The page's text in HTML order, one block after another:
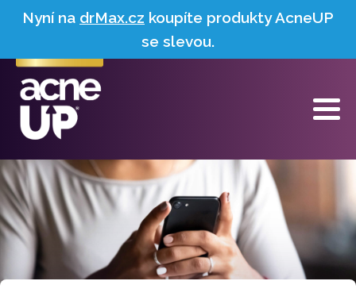
Nyní na drMax.cz koupíte produkty AcneUP
se slevou.